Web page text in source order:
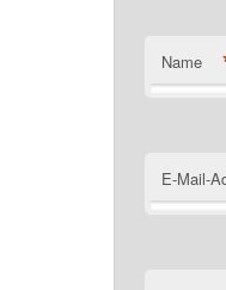
Name
E-Mail-